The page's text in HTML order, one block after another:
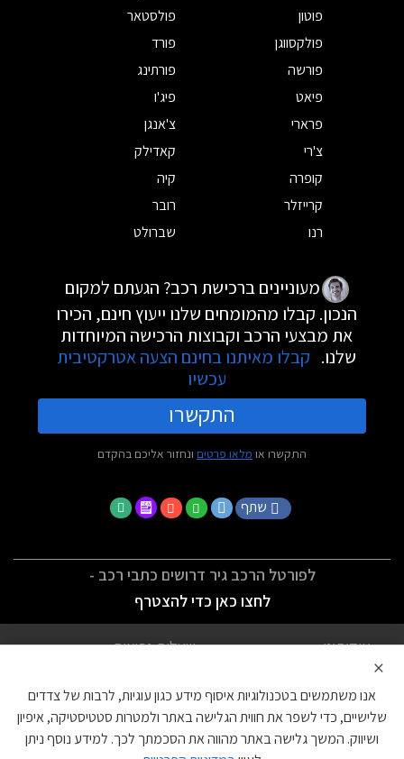
פוטון
פולסטאר
פולקסווגן
פורד
פורשה
פורתינג
פיאט
פיג'ו
פרארי
צ'אנגן
צ'רי
קאדילק
קופרה
קיה
קרייזלר
רובר
רנו
שברולט
מעוניינים ברכישת רכב? הגעתם למקום
הנכון. קבלו מהמומחים שלנו ייעוץ חינם, הכירו
את מבצעי הרכב וקבוצות הרכישה המיוחדות
שלנו. קבלו מאיתנו בחינם הצעה אטרקטיבית
עכשיו
התקשרו
התקשרו או מלאו פרטים ונחזור אליכם בהקדם
שתף
לפורטל הרכב גיר דרושים כתבי רכב -
לחצו כאן כדי להצטרף
אודותינו
שאלות נפוצות
הצהרת נגישות
צור קשר
עוגיות
×
אנו משתמשים בטכנולוגיות איסוף מידע כגון עוגיות, לרבות של צדדים
שלישיים, כדי לשפר את חווית הגלישה באתר ולמטרות סטטיסטיקה, איפיון
ושיווק. המשך גלישה באתר מהווה את הסכמתך לכך. למידע נוסף ניתן